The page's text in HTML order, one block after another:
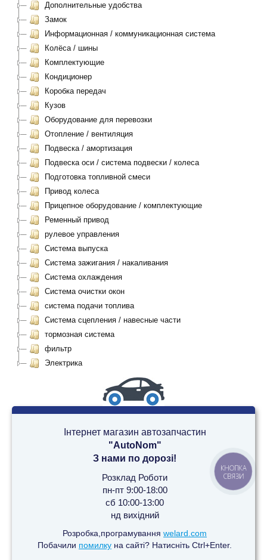
Дополнительные удобства
Замок
Информационная / коммуникационная система
Колёса / шины
Комплектующие
Кондиционер
Коробка передач
Кузов
Оборудование для перевозки
Отопление / вентиляция
Подвеска / амортизация
Подвеска оси / система подвески / колеса
Подготовка топливной смеси
Привод колеса
Прицепное оборудование / комплектующие
Ременный привод
рулевое управления
Система выпуска
Система зажигания / накаливания
Система охлаждения
Система очистки окон
система подачи топлива
Система сцепления / навесные части
тормозная система
фильтр
Электрика
Інтернет магазин автозапчастин
"AutoNom"
З нами по дорозі!
Розклад Роботи
пн-пт 9:00-18:00
сб 10:00-13:00
нд вихідний
Розробка,програмування welard.com
Побачили помилку на сайті? Натисніть Ctrl+Enter.
КНОПКА
СВЯЗИ